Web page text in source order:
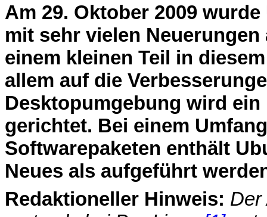
Am 29. Oktober 2009
mit sehr vielen
einem kleinen Teil in
allem auf die
Desktopumgebung wird
gerichtet. Bei einem
Softwarepaketen enthält
Neues als aufgeführt
Redaktioneller Hinweis: Der